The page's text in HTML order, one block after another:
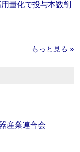
量化で投与本数削
もっと見る »
産業連合会